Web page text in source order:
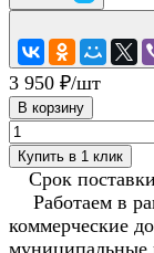
3 950 ₽/шт
В корзину
Купить в 1 клик
Срок
Работаем в
коммерческие